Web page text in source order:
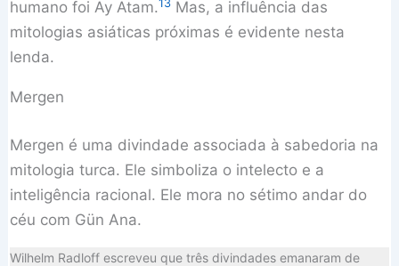
humano foi Ay Atam.13 Mas, a influência das
mitologias asiáticas próximas é evidente nesta
lenda.
Mergen
Mergen é uma divindade associada à sabedoria na
mitologia turca. Ele simboliza o intelecto e a
inteligência racional. Ele mora no sétimo andar do
céu com Gün Ana.
Wilhelm Radloff escreveu que três divindades emanaram de